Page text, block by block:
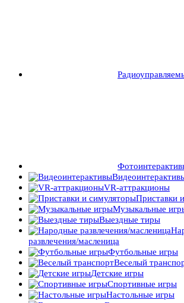
VR-аттракционы
Приставки
Музыкальные
Выездные тиры
развлечения/масленица
Футбольные игры
Веселый
Детские игры
Спортивные игры
Настольные игры